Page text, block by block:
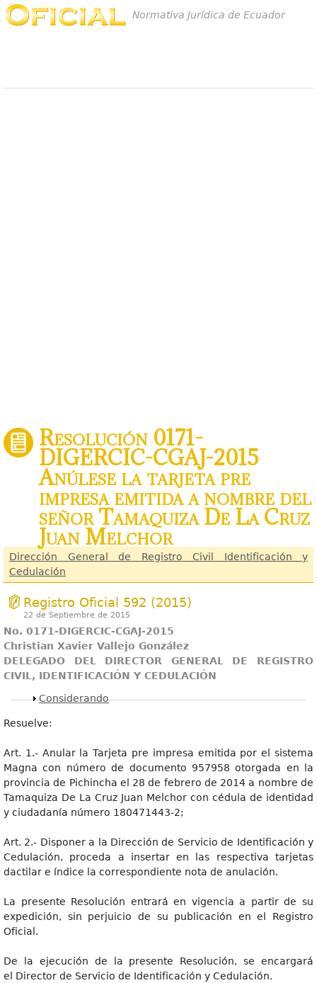
Normativa Jurídica de Ecuador
Resolución 0171-
DIGERCIC-CGAJ-2015
Anúlese la tarjeta pre
impresa emitida a nombre del
señor Tamaquiza De La Cruz
Juan Melchor
Dirección General de Registro Civil Identificación y
Cedulación
Registro Oficial 592 (2015)
22 de Septiembre de 2015
No. 0171-DIGERCIC-CGAJ-2015
Christian Xavier Vallejo González
DELEGADO DEL DIRECTOR GENERAL DE REGISTRO
CIVIL, IDENTIFICACIÓN Y CEDULACIÓN
Mostrar
Considerando
Resuelve:
Art. 1.- Anular la Tarjeta pre impresa emitida por el sistema
Magna con número de documento 957958 otorgada en la
provincia de Pichincha el 28 de febrero de 2014 a nombre de
Tamaquiza De La Cruz Juan Melchor con cédula de identidad
y ciudadanía número 180471443-2;
Art. 2.- Disponer a la Dirección de Servicio de Identificación y
Cedulación, proceda a insertar en las respectiva tarjetas
dactilar e índice la correspondiente nota de anulación.
La presente Resolución entrará en vigencia a partir de su
expedición, sin perjuicio de su publicación en el Registro
Oficial.
De la ejecución de la presente Resolución, se encargará
el Director de Servicio de Identificación y Cedulación.